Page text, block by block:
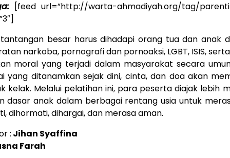
[feed url=”http://warta-ahmadiyah.org/tag/
besar harus dihadapi orang tua dan anak
narkoba, pornografi dan pornoaksi, LGBT, ISIS,
moral yang terjadi dalam masyarakat secara
yang ditanamkan sejak dini, cinta, dan doa akan
kelak. Melalui pelatihan ini, para peserta diajak lebih
dasar anak dalam berbagai rentang usia untuk
dihormati, dihargai, dan merasa aman.
: Jihan Syaffina
Farah